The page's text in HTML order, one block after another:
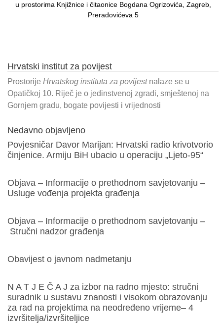
u prostorima Knjižnice i čitaonice Bogdana Ogrizovića, Zagreb,
Preradovićeva 5
Hrvatski institut za povijest
Prostorije Hrvatskog instituta za povijestnalaze se u
Opatičkoj 10. Riječ je o jedinstvenoj zgradi, smještenoj na
Gornjem gradu, bogate povijesti i vrijednosti
Nedavno objavljeno
Povjesničar Davor Marijan: Hrvatski radio krivotvorio
činjenice. Armiju BiH ubacio u operaciju „Ljeto-95“
Objava – Informacije o prethodnom savjetovanju –
Usluge vođenja projekta građenja
Objava – Informacije o prethodnom savjetovanju –
Stručni nadzor građenja
Obavijest o javnom nadmetanju
N A T J E Č A J za izbor na radno mjesto: stručni
suradnik u sustavu znanosti i visokom obrazovanju
za rad na projektima na neodređeno vrijeme– 4
izvršitelja/izvršiteljice